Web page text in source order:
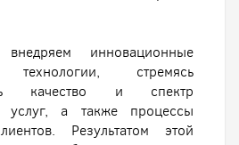
инновационные
стремясь
качество и спектр
услуг, а также процессы
Результатом этой